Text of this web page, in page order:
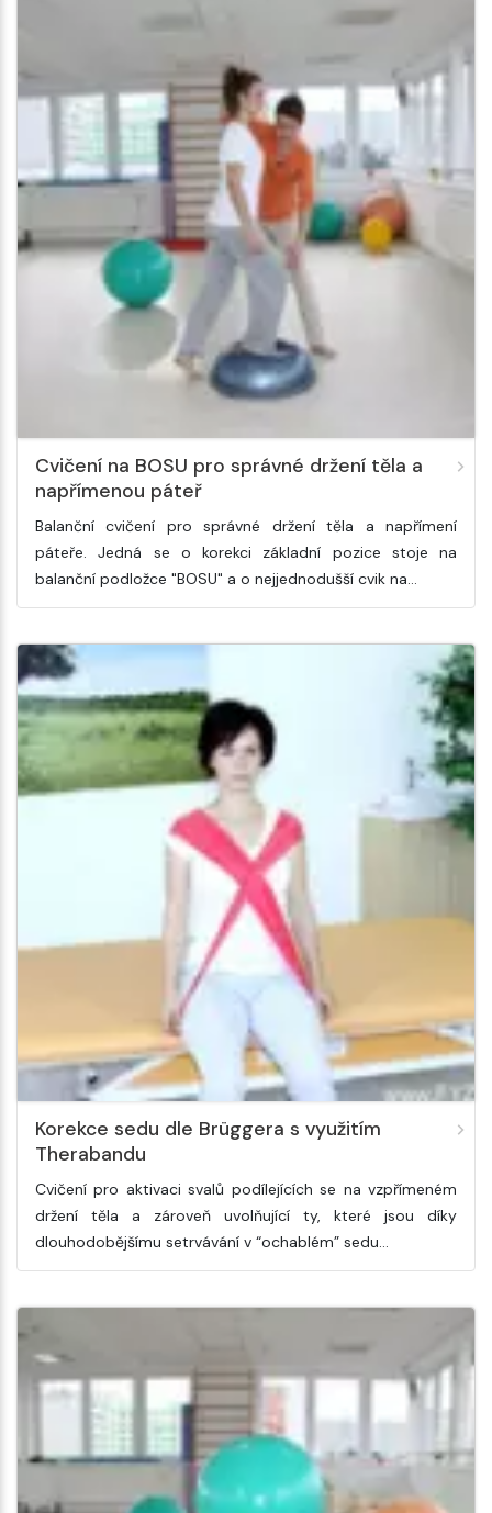
Cvičení na BOSU pro správné držení těla a
napřímenou páteř
Balanční cvičení pro správné držení těla a napřímení
páteře. Jedná se o korekci základní pozice stoje na
balanční podložce "BOSU" a o nejjednodušší cvik na…
Korekce sedu dle Brüggera s využitím
Therabandu
Cvičení pro aktivaci svalů podílejících se na vzpřímeném
držení těla a zároveň uvolňující ty, které jsou díky
dlouhodobějšímu setrvávání v “ochablém” sedu…